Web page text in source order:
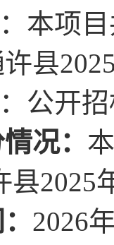
本项
县
公开
况：
县2025
2026